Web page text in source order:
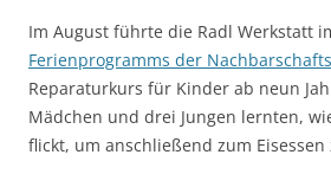
Im August führte die Radl Werkstatt
Ferienprogramms der
Reparaturkurs für Kinder ab neun
Mädchen und drei Jungen lernten,
flickt, um anschließend zum Eisessen